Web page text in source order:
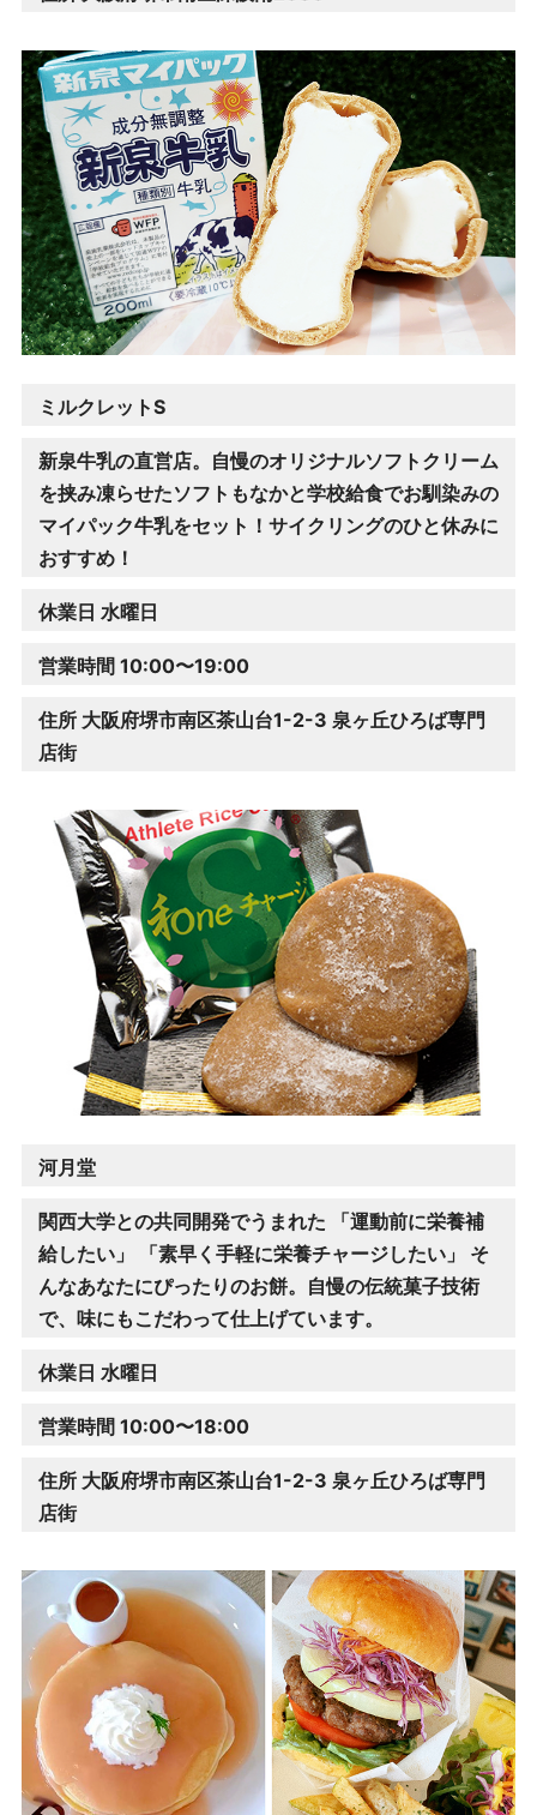
ミルクレットS
新泉牛乳の直営店。自慢のオリジナルソフトクリーム
を挟み凍らせたソフトもなかと学校給食でお馴染みの
マイパック牛乳をセット！サイクリングのひと休みに
おすすめ！
休業日 水曜日
営業時間 10:00〜19:00
住所 大阪府堺市南区茶山台1-2-3 泉ヶ丘ひろば専門
店街
河月堂
関西大学との共同開発でうまれた 「運動前に栄養補
給したい」 「素早く手軽に栄養チャージしたい」 そ
んなあなたにぴったりのお餅。自慢の伝統菓子技術
で、味にもこだわって仕上げています。
休業日 水曜日
営業時間 10:00〜18:00
住所 大阪府堺市南区茶山台1-2-3 泉ヶ丘ひろば専門
店街